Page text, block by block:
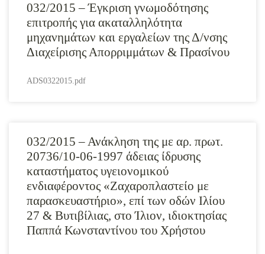
032/2015 – Έγκριση γνωμοδότησης
επιτροπής για ακαταλληλότητα
μηχανημάτων και εργαλείων της Δ/νσης
Διαχείρισης Απορριμμάτων & Πρασίνου
ADS0322015.pdf
032/2015 – Ανάκληση της με αρ. πρωτ.
20736/10-06-1997 άδειας ίδρυσης
καταστήματος υγειονομικού
ενδιαφέροντος «Ζαχαροπλαστείο με
παρασκευαστήριο», επί των οδών Ιλίου
27 & Βυτιβίλιας, στο Ίλιον, ιδιοκτησίας
Παππά Κωνσταντίνου του Χρήστου